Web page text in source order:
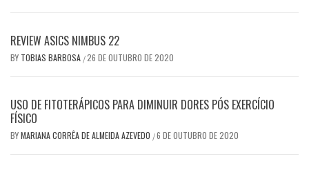
REVIEW ASICS NIMBUS 22
BY TOBIAS BARBOSA /26 DE OUTUBRO DE 2020
USO DE FITOTERÁPICOS PARA DIMINUIR DORES PÓS EXERCÍCIO
FÍSICO
BYMARIANA CORRÊA DE ALMEIDA AZEVEDO /6 DE OUTUBRO DE 2020